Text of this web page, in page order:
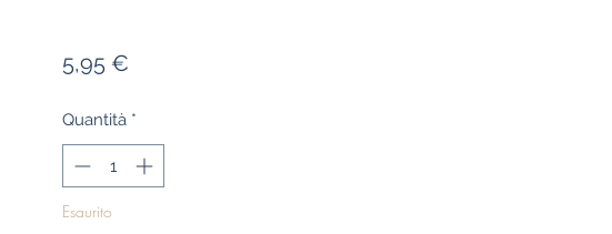
5,95 €Prezzo
Quantità *
Esaurito